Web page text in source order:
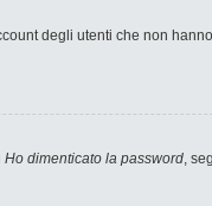
degli utenti che non
Ho dimenticato la password,